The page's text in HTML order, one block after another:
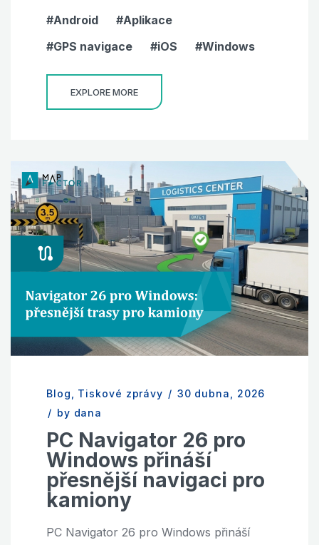
Android
Aplikace
GPS navigace
iOS Windows
EXPLORE MORE
Blog Tiskové zprávy / 30 dubna, 2026
/ by dana
PC Navigator 26 pro
Windows přináší
přesnější navigaci pro
kamiony
PC Navigator 26 pro Windows přináší